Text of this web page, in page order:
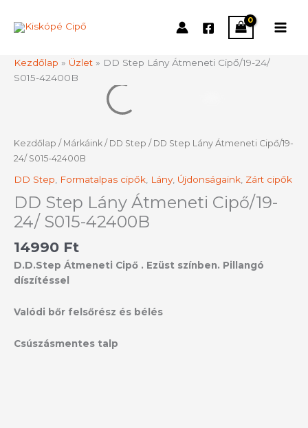
Kezdőlap » Üzlet » DD Step Lány Átmeneti Cipő/19-24/
S015-42400B
Kezdőlap / Márkáink / DD Step / DD Step Lány Átmeneti Cipő/19-
24/ S015-42400B
DD Step Formatalpas cipők Lány, Újdonságaink Zárt cipők
DD Step Lány Átmeneti Cipő/19-
24/ S015-42400B
14990 Ft
D.D.Step Átmeneti Cipő . Ezüst színben. Pillangó
díszítéssel
Valódi bőr felsőrész és bélés
Csúszásmentes talp
Átmeneti
Cipő/19-
S015-
42400B
mennyiség